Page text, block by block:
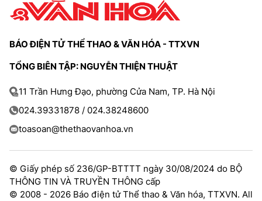
BÁO ĐIỆN TỬ THỂ THAO & VĂN HÓA - TTXVN
TỔNG BIÊN TẬP: NGUYỄN THIỆN THUẬT
11 Trần Hưng Đạo, phường Cửa Nam, TP. Hà Nội
024.39331878 / 024.38248600
toasoan@thethaovanhoa.vn
© Giấy phép số 236/GP-BTTTT ngày 30/08/2024 do BỘ
THÔNG TIN VÀ TRUYỀN THÔNG cấp
© 2008 - 2026 Báo điện tử Thể thao & Văn hóa, TTXVN. All